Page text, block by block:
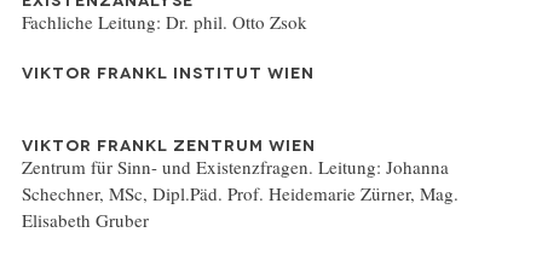
Fachliche Leitung: Dr. phil. Otto Zsok
VIKTOR FRANKL INSTITUT WIEN
VIKTOR FRANKL ZENTRUM WIEN
Zentrum für Sinn- und Existenzfragen. Leitung: Johanna
Schechner, MSc, Dipl.Päd. Prof. Heidemarie Zürner, Mag.
Elisabeth Gruber